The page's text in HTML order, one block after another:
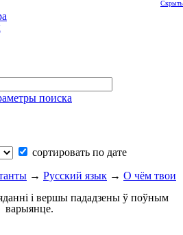
поиска
сортировать по дате
Скрыть
→ Русский язык → О чём твои
і вершы пададзены ў поўным
варыянце.